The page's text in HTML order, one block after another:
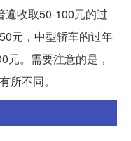
遍收取50-100元的过
元，中型轿车的过年
元。需要注意的是，
所不同。